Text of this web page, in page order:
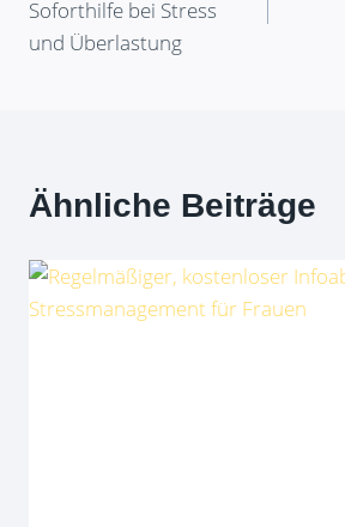
Soforthilfe bei Stress
und Überlastung
Ähnliche Beiträge